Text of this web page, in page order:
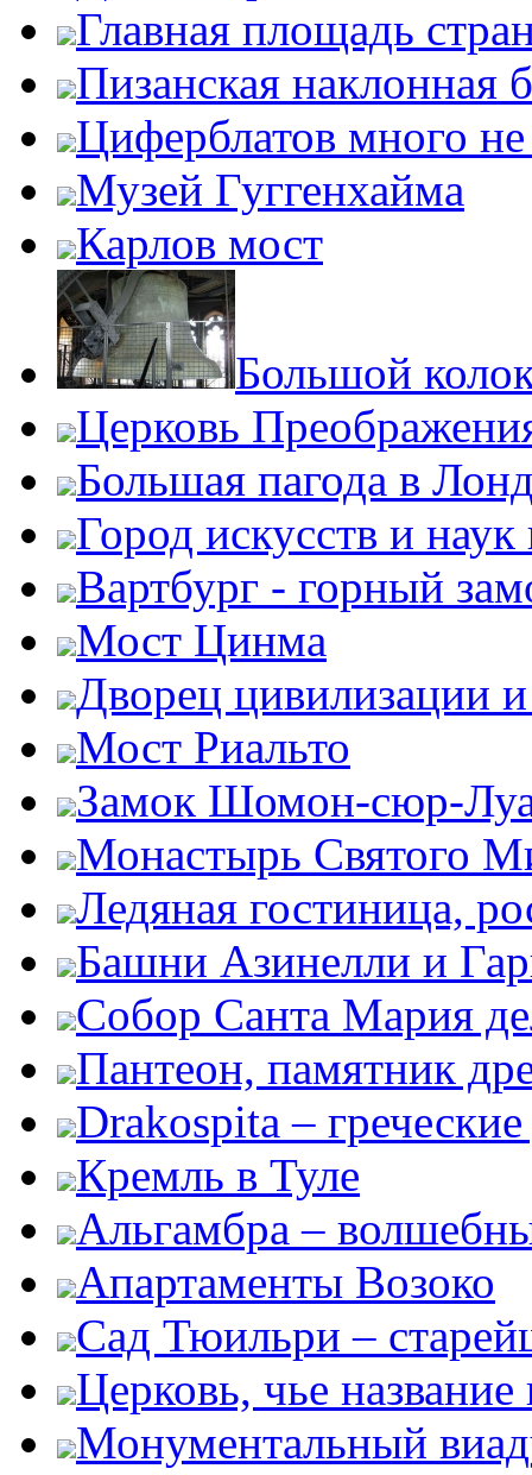
Главная площадь
Пизанская наклонная
Циферблатов много
Музей Гуггенхайма
Карлов мост
Большой
Церковь
Большая пагода в
Город искусств и
Вартбург - горный
Мост Цинма
Дворец цивилизации и
Мост Риальто
Замок Шомон-сюр-
Монастырь Святого
Ледяная гостиница,
Башни Азинелли и
Собор Санта Мария
Пантеон, памятник
Drakospita –
Кремль в Туле
Альгамбра –
Апартаменты Возоко
Сад Тюильри –
Церковь, чье
Монументальный